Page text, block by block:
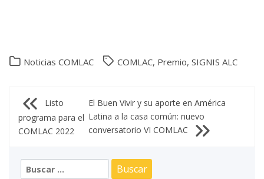
Noticias COMLAC COMLAC, Premio, SIGNIS ALC
Navegación
de
entradas
Listo
programa para el
COMLAC 2022
El Buen Vivir y su aporte en América
Latina a la casa común: nuevo
conversatorio VI COMLAC
Buscar: